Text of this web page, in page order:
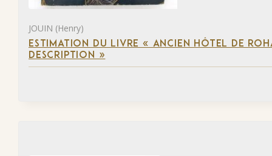
JOUIN (Henry)
ESTIMATION DU LIVRE « ANCIEN HÔTEL DE
DESCRIPTION »